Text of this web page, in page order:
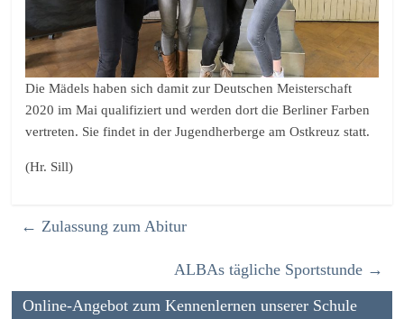
Die Mädels haben sich damit zur Deutschen Meisterschaft
2020 im Mai qualifiziert und werden dort die Berliner Farben
vertreten. Sie findet in der Jugendherberge am Ostkreuz statt.
(Hr. Sill)
← Zulassung zum Abitur
ALBAs tägliche Sportstunde →
Online-Angebot zum Kennenlernen unserer Schule